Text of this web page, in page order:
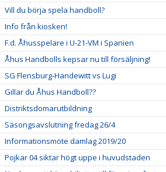
Vill du börja spela handboll?
Info från kiosken!
F.d. Åhusspelare i U-21-VM i Spanien
Åhus Handbolls kepsar nu till försäljning!
SG Flensburg-Handewitt vs Lugi
Gillar du Åhus Handboll??
Distriktsdomarutbildning
Säsongsavslutning fredag 26/4
Informationsmöte damlag 2019/20
Pojkar 04 siktar högt uppe i huvudstaden